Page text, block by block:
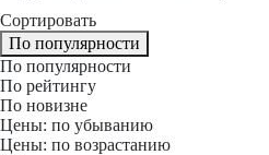
Сортировать
По популярности
По популярности
По рейтингу
По новизне
Цены: по убыванию
Цены: по возрастанию